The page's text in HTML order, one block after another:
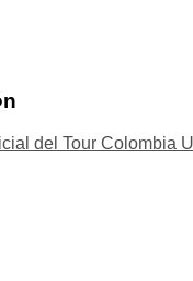
del Tour Colombia